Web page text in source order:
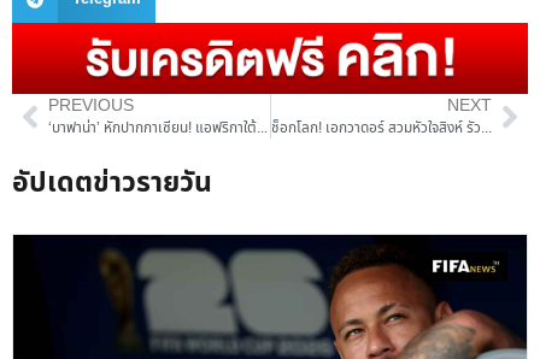
PREVIOUS
‘บาฟาน่า’ หักปากกาเซียน! แอฟริกาใต้ สวนกลับสุดคม เฉือนดับ เกาหลีใต้ 1-0 ‘ซน ฮึง-มิน’ ช่วยไม่ไหว
NEXT
ช็อกโลก! เอกวาดอร์ สวมหัวใจสิงห์ รัวแซงดับ อินทรีเหล็ก เยอรมนี 2-1
อัปเดตข่าวรายวัน